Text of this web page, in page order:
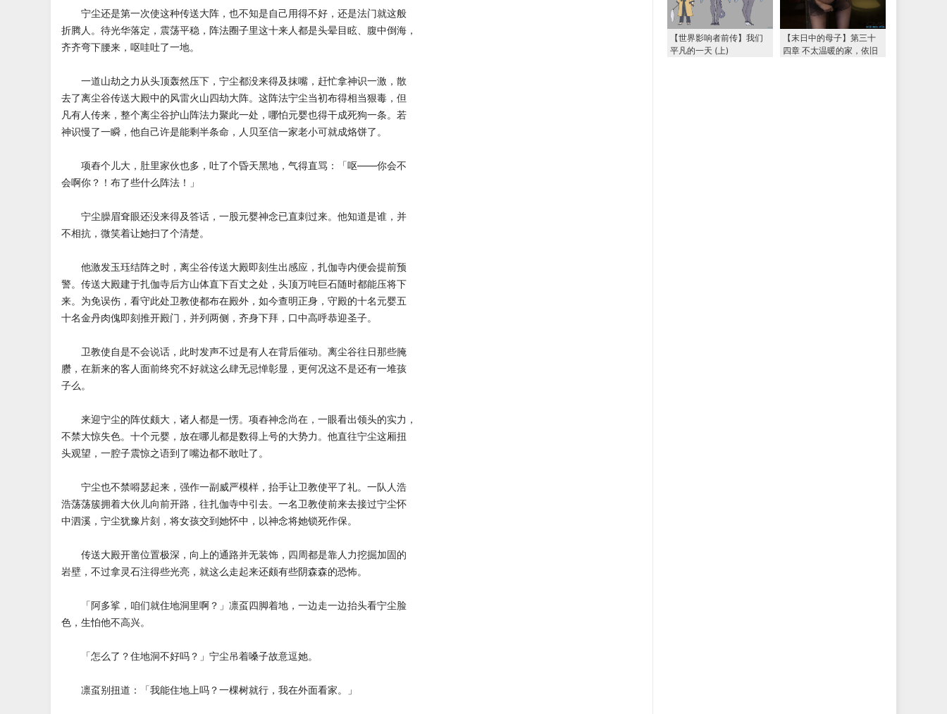
宁尘还是第一次使这种传送大阵，也不知是自己用得不好，还是法门就这般
折腾人。待光华落定，震荡平稳，阵法圈子里这十来人都是头晕目眩、腹中倒海，
齐齐弯下腰来，呕哇吐了一地。
一道山劫之力从头顶轰然压下，宁尘都没来得及抹嘴，赶忙拿神识一激，散
去了离尘谷传送大殿中的风雷火山四劫大阵。这阵法宁尘当初布得相当狠毒，但
凡有人传来，整个离尘谷护山阵法力聚此一处，哪怕元婴也得干成死狗一条。若
神识慢了一瞬，他自己许是能剩半条命，人贝至信一家老小可就成烙饼了。
项舂个儿大，肚里家伙也多，吐了个昏天黑地，气得直骂：「呕——你会不
会啊你？！布了些什么阵法！」
宁尘臊眉耷眼还没来得及答话，一股元婴神念已直刺过来。他知道是谁，并
不相抗，微笑着让她扫了个清楚。
他激发玉珏结阵之时，离尘谷传送大殿即刻生出感应，扎伽寺内便会提前预
警。传送大殿建于扎伽寺后方山体直下百丈之处，头顶万吨巨石随时都能压将下
来。为免误伤，看守此处卫教使都布在殿外，如今查明正身，守殿的十名元婴五
十名金丹肉傀即刻推开殿门，并列两侧，齐身下拜，口中高呼恭迎圣子。
卫教使自是不会说话，此时发声不过是有人在背后催动。离尘谷往日那些腌
臜，在新来的客人面前终究不好就这么肆无忌惮彰显，更何况这不是还有一堆孩
子么。
来迎宁尘的阵仗颇大，诸人都是一愣。项舂神念尚在，一眼看出领头的实力，
不禁大惊失色。十个元婴，放在哪儿都是数得上号的大势力。他直往宁尘这厢扭
头观望，一腔子震惊之语到了嘴边都不敢吐了。
宁尘也不禁嘚瑟起来，强作一副威严模样，抬手让卫教使平了礼。一队人浩
浩荡荡簇拥着大伙儿向前开路，往扎伽寺中引去。一名卫教使前来去接过宁尘怀
中泗溪，宁尘犹豫片刻，将女孩交到她怀中，以神念将她锁死作保。
传送大殿开凿位置极深，向上的通路并无装饰，四周都是靠人力挖掘加固的
岩壁，不过拿灵石注得些光亮，就这么走起来还颇有些阴森森的恐怖。
「阿多挲，咱们就住地洞里啊？」凛虿四脚着地，一边走一边抬头看宁尘脸
色，生怕他不高兴。
「怎么了？住地洞不好吗？」宁尘吊着嗓子故意逗她。
凛虿别扭道：「我能住地上吗？一棵树就行，我在外面看家。」
【世界影响者前传】我们
平凡的一天 (上)
【末日中的母子】第三十
四章 不太温暖的家，依旧